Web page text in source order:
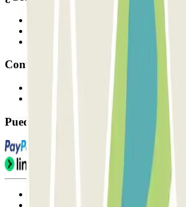
Contacto
Puedes utilizar estos métodos de pago:
Condiciones de uso y contratación
Condiciones de cancelación